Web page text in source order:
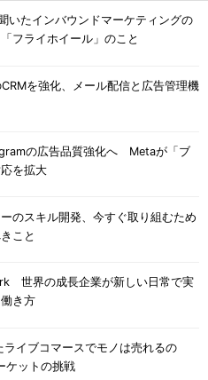
いたインバウンドマーケティングの
フライホイール」のこと
を強化、メール配信と広告管理機
の広告品質強化へ Metaが「ブ
を拡大
のスキル開発、今すぐ取り組むため
こと
世界の成長企業が新しい日常で実
き方
ライブコマースでモノは売れるの
ケットの挑戦